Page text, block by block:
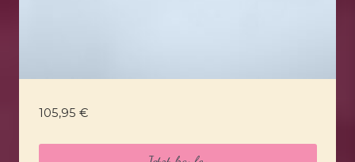
105,95 €